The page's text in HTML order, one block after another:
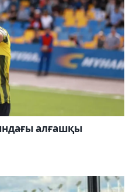
алғашқы